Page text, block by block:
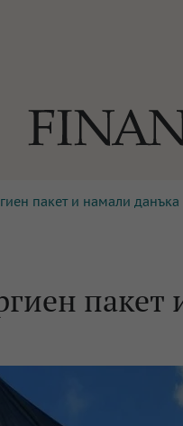
ТЕХНОЛОГИИ
ИМОТИ
АВТОМОБИЛИ
МУЛТИМЕДИЯ
пакет и намали данъка